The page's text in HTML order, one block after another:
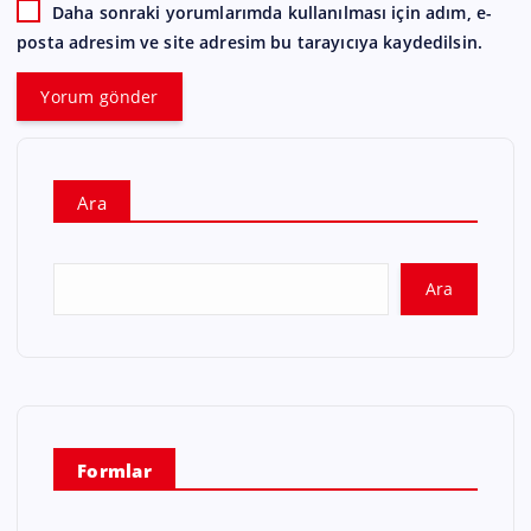
Daha sonraki yorumlarımda kullanılması için adım, e-
posta adresim ve site adresim bu tarayıcıya kaydedilsin.
Ara
Ara
Formlar